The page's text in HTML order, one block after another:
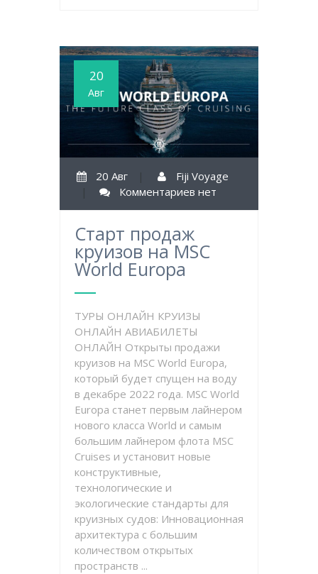
20
Авг
20 Авг
Fiji Voyage
Комментариев нет
Старт продаж
круизов на MSC
World Europa
ТУРЫ ОНЛАЙН КРУИЗЫ
ОНЛАЙН АВИАБИЛЕТЫ
ОНЛАЙН Открыты продажи
круизов на MSC World Europa,
который будет спущен на воду
в декабре 2022 года. MSC World
Europa станет первым лайнером
нового класса World и самым
большим лайнером флота MSC
Cruises и установит новые
конструктивные,
технологические и
экологические стандарты для
круизных судов: Инновационная
архитектура с большим
количеством открытых
пространств ...